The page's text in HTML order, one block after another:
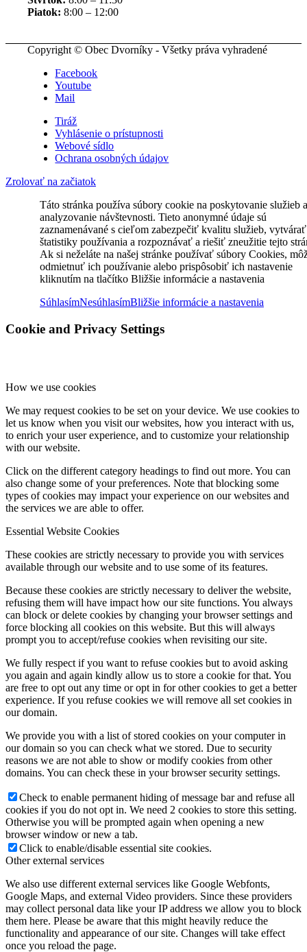
Piatok: 8:00 – 12:00
Copyright © Obec Dvorníky - Všetky práva vyhradené
Facebook
Youtube
Mail
Tiráž
Vyhlásenie o prístupnosti
Webové sídlo
Ochrana osobných údajov
Zrolovať na začiatok
Táto stránka používa súbory cookie na poskytovanie služieb a
analyzovanie návštevnosti. Tieto anonymné údaje sú
zaznamenávané s cieľom zabezpečiť kvalitu služieb, vytvárať
štatistiky používania a rozpoznávať a riešiť zneužitie tejto
Ak si neželáte na našej stránke používať súbory Cookies,
odmietnuť ich používanie alebo prispôsobiť ich nastavenie
kliknutím na tlačítko Bližšie informácie a nastavenia
SúhlasímNesúhlasímBližšie informácie a nastavenia
Cookie and Privacy Settings
How we use cookies
We may request cookies to be set on your device. We use cookies to
let us know when you visit our websites, how you interact with us,
to enrich your user experience, and to customize your relationship
with our website.
Click on the different category headings to find out more. You can
also change some of your preferences. Note that blocking some
types of cookies may impact your experience on our websites and
the services we are able to offer.
Essential Website Cookies
These cookies are strictly necessary to provide you with services
available through our website and to use some of its features.
Because these cookies are strictly necessary to deliver the website,
refusing them will have impact how our site functions. You always
can block or delete cookies by changing your browser settings and
force blocking all cookies on this website. But this will always
prompt you to accept/refuse cookies when revisiting our site.
We fully respect if you want to refuse cookies but to avoid asking
you again and again kindly allow us to store a cookie for that. You
are free to opt out any time or opt in for other cookies to get a better
experience. If you refuse cookies we will remove all set cookies in
our domain.
We provide you with a list of stored cookies on your computer in
our domain so you can check what we stored. Due to security
reasons we are not able to show or modify cookies from other
domains. You can check these in your browser security settings.
Check to enable permanent hiding of message bar and refuse all
cookies if you do not opt in. We need 2 cookies to store this setting.
Otherwise you will be prompted again when opening a new
browser window or new a tab.
Click to enable/disable essential site cookies.
Other external services
We also use different external services like Google Webfonts,
Google Maps, and external Video providers. Since these providers
may collect personal data like your IP address we allow you to block
them here. Please be aware that this might heavily reduce the
functionality and appearance of our site. Changes will take effect
once you reload the page.